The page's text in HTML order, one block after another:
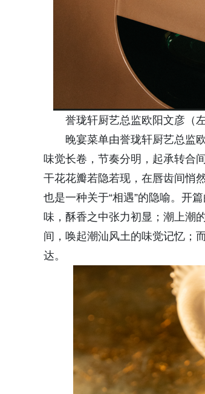
誉珑轩厨艺总监欧阳文彦（
晚宴菜单由誉珑轩厨艺总监
味觉长卷，节奏分明，起承转合
干花花瓣若隐若现，在唇齿间悄
也是一种关于“相遇”的隐喻。开
味，酥香之中张力初显；潮上潮
间，唤起潮汕风土的味觉记忆；
达。